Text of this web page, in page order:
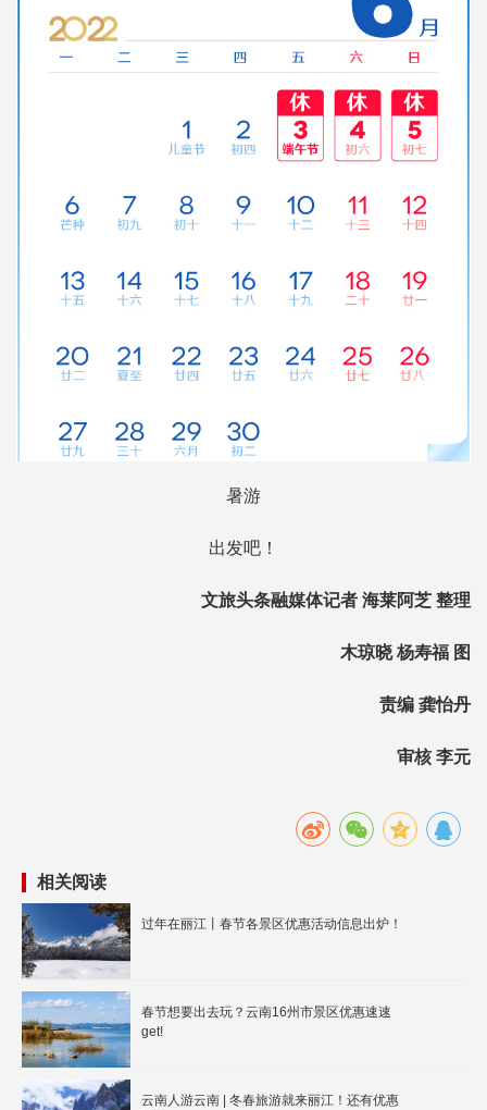
暑游
出发吧！
文旅头条融媒体记者 海莱阿芝 整理
木琼晓 杨寿福 图
责编 龚怡丹
审核 李元
相关阅读
过年在丽江丨春节各景区优惠活动信息出炉！
春节想要出去玩？云南16州市景区优惠速速
get!
云南人游云南 | 冬春旅游就来丽江！还有优惠